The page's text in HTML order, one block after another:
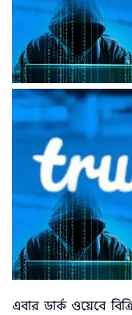
এবার ডার্ক ওয়েবে